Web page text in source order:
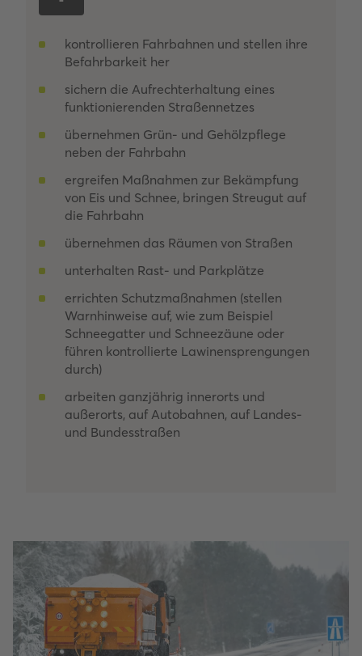
kontrollieren Fahrbahnen und stellen ihre
Befahrbarkeit her
sichern die Aufrechterhaltung eines
funktionierenden Straßennetzes
übernehmen Grün- und Gehölzpflege
neben der Fahrbahn
ergreifen Maßnahmen zur Bekämpfung
von Eis und Schnee, bringen Streugut auf
die Fahrbahn
übernehmen das Räumen von Straßen
unterhalten Rast- und Parkplätze
errichten Schutzmaßnahmen (stellen
Warnhinweise auf, wie zum Beispiel
Schneegatter und Schneezäune oder
führen kontrollierte Lawinensprengungen
durch)
arbeiten ganzjährig innerorts und
außerorts, auf Autobahnen, auf Landes-
und Bundesstraßen